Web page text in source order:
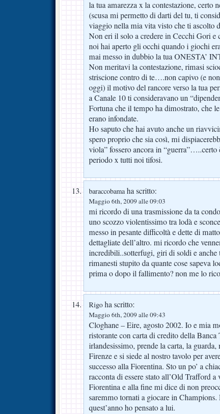
la tua amarezza x la contestazione, certo
(scusa mi permetto di darti del tu, ti
viaggio nella mia vita visto che ti ascolto
Non eri il solo a credere in Cecchi Gori e
noi hai aperto gli occhi quando i giochi
mai messo in dubbio la tua ONESTA’
Non meritavi la contestazione, rimasi
striscione contro di te….non capivo (e
oggi) il motivo del rancore verso la tua
a Canale 10 ti consideravano un
Fortuna che il tempo ha dimostrato, che
erano infondate.
Ho saputo che hai avuto anche un
spero proprio che sia così, mi
viola” fossero ancora in
periodo x tutti noi tifosi.
baraccobamaha scritto:
Maggio 6th, 2009 alle 09:03
mi ricordo di una trasmissione da ta
uno scozzo violentissimo tra lodà e
messo in pesante difficoltà e dette di
dettagliate dell’altro. mi ricordo che
incredibili..sotterfugi, giri di soldi e
rimanesti stupito da quante cose sapeva
prima o dopo il fallimento? non me lo
Rigo ha scritto:
Maggio 6th, 2009 alle 09:43
Cloghane – Eire, agosto 2002. Io e mia
ristorante con carta di credito della Banca
irlandesissimo, prende la carta, la
Firenze e si siede al nostro tavolo per
successo alla Fiorentina. Sto un po’ a
racconta di essere stato all’Old Trafford
Fiorentina e alla fine mi dice di non
saremmo tornati a giocare in
quest’anno ho pensato a lui.